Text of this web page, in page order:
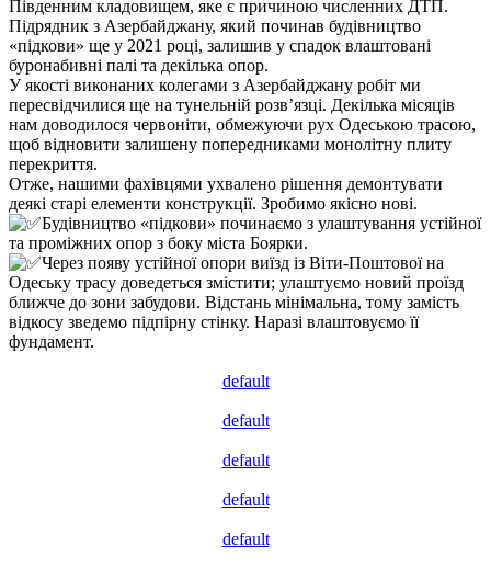
Південним кладовищем, яке є причиною численних ДТП.
Підрядник з Азербайджану, який починав будівництво
«підкови» ще у 2021 році, залишив у спадок влаштовані
буронабивні палі та декілька опор.
У якості виконаних колегами з Азербайджану робіт ми
пересвідчилися ще на тунельній розв’язці. Декілька місяців
нам доводилося червоніти, обмежуючи рух Одеською трасою,
щоб відновити залишену попередниками монолітну плиту
перекриття.
Отже, нашими фахівцями ухвалено рішення демонтувати
деякі старі елементи конструкції. Зробимо якісно нові.
Будівництво «підкови» починаємо з улаштування устійної
та проміжних опор з боку міста Боярки.
Через появу устійної опори виїзд із Віти-Поштової на
Одеську трасу доведеться змістити; улаштуємо новий проїзд
ближче до зони забудови. Відстань мінімальна, тому замість
відкосу зведемо підпірну стінку. Наразі влаштовуємо її
фундамент.
default
default
default
default
default